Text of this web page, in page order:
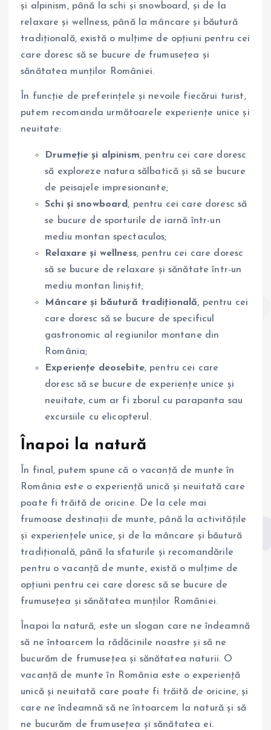
și alpinism, până la schi și snowboard, și de la
relaxare și wellness, până la mâncare și băutură
tradițională, există o mulțime de opțiuni pentru cei
care doresc să se bucure de frumusețea și
sănătatea munților României.
În funcție de preferințele și nevoile fiecărui turist,
putem recomanda următoarele experiențe unice și
neuitate:
Drumeție și alpinism, pentru cei care doresc
să exploreze natura sălbatică și să se bucure
de peisajele impresionante;
Schi și snowboard , pentru cei care doresc să
se bucure de sporturile de iarnă într-un
mediu montan spectaculos;
Relaxare și wellness, pentru cei care doresc
să se bucure de relaxare și sănătate într-un
mediu montan liniștit;
Mâncare și băutură tradițională, pentru cei
care doresc să se bucure de specificul
gastronomic al regiunilor montane din
România;
Experiențe deosebite, pentru cei care
doresc să se bucure de experiențe unice și
neuitate, cum ar fi zborul cu parapanta sau
excursiile cu elicopterul.
Înapoi la natură
În final, putem spune că o vacanță de munte în
România este o experiență unică și neuitată care
poate fi trăită de oricine. De la cele mai
frumoase destinații de munte, până la activitățile
și experiențele unice, și de la mâncare și băutură
tradițională, până la sfaturile și recomandările
pentru o vacanță de munte, există o mulțime de
opțiuni pentru cei care doresc să se bucure de
frumusețea și sănătatea munților României.
Înapoi la natură, este un slogan care ne îndeamnă
să ne întoarcem la rădăcinile noastre și să ne
bucurăm de frumusețea și sănătatea naturii. O
vacanță de munte în România este o experiență
unică și neuitată care poate fi trăită de oricine, și
care ne îndeamnă să ne întoarcem la natură și să
ne bucurăm de frumusețea și sănătatea ei.